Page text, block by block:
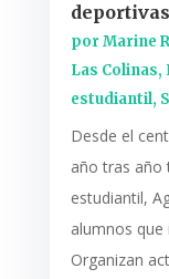
por Marine
Las Colinas,
estudiantil,
Desde el
año tras año
estudiantil,
alumnos
Organizan